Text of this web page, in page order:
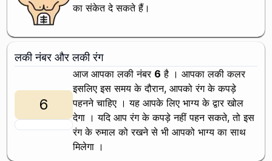
का संकेत दे सकते हैं।
लकी नंबर और लकी रंग
6
आज आपका लकी नंबर 6 है । आपका लकी कलर
इसलिए इस समय के दौरान, आपकोरंग के कपड़े
पहनने चाहिए । यह आपके लिए भाग्य के द्वार खोल
देगा । यदि आपरंग के कपड़े नहीं पहन सकते, तो इस
रंग के रुमाल को रखने से भी आपको भाग्य का साथ
मिलेगा ।